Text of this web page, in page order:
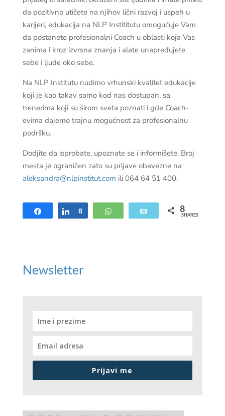
da pozitivno utičete na njihov lični razvoj i uspeh u
karijeri, edukacija na NLP Instititutu omogućuje Vam
da postanete profesionalni Coach u oblasti koja Vas
zanima i kroz izvrsna znanja i alate unapređujete
sebe i ljude oko sebe.
Na NLP Institutu nudimo vrhunski kvalitet edukacije
koji je kao takav samo kod nas dostupan, sa
trenerima koji su širom sveta poznati i gde Coach-
evima dajemo trajnu mogućnost za profesionalnu
podršku.
Dodjite da isprobate, upoznate se i informišete. Broj
mesta je ograničen zato su prijave obavezne na
aleksandra@nlpinstitut.com ili 064 64 51 400.
Share Share
8 WhatsApp Email 8
SHARES
Newsletter
Prijavi me